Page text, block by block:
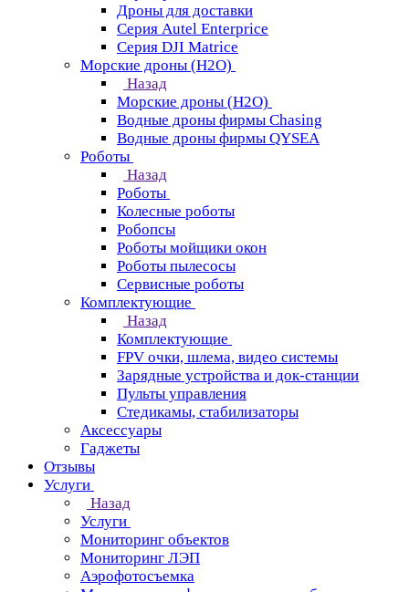
Дроны для доставки
Серия Autel Enterprice
Серия DJI Matrice
Морские дроны (H2O)
Назад
Морские дроны (H2O)
Водные дроны фирмы Chasing
Водные дроны фирмы QYSEA
Роботы
Назад
Роботы
Колесные роботы
Робопсы
Роботы мойщики окон
Роботы пылесосы
Сервисные роботы
Комплектующие
Назад
Комплектующие
FPV очки, шлема, видео системы
Зарядные устройства и док-станции
Пульты управления
Стедикамы, стабилизаторы
Аксессуары
Гаджеты
Отзывы
Услуги
Назад
Услуги
Мониторинг объектов
Мониторинг ЛЭП
Аэрофотосъемка